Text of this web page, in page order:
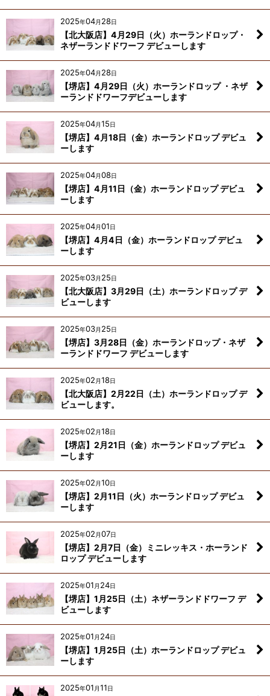
2025年04月 28日
【北大阪店】4月29日（火）ホーランドロップ・
ネザーランドドワーフ デビューします
2025年04月 28日
【堺店】4月29日（火）ホーランドロップ ・ネザ
ーランドドワーフデビューします
2025年04月15日
【堺店】4月18日（金）ホーランドロップ デビュ
ーします
2025年04月08日
【堺店】4月11日（金）ホーランドロップ デビュ
ーします
2025年04月01日
【堺店】4月4日（金）ホーランドロップ デビュ
ーします
2025年03月 25日
【北大阪店】3月29日（土）ホーランドロップ デ
ビューします
2025年03月 25日
【堺店】3月28日（金）ホーランドロップ・ネザ
ーランドドワーフ デビューします
2025年02 月18日
【北大阪店】2月22日（土）ホーランドロップ デ
ビューします。
2025年02 月18日
【堺店】2月21日（金）ホーランドロップ デビュ
ーします
2025年02 月10日
【堺店】2月11日（火）ホーランドロップ デビュ
ーします
2025年02 月07日
【堺店】2月7日（金）ミニレッキス・ホーランド
ロップ デビューします
2025年01 月 24日
【堺店】1月25日（土）ネザーランドドワーフ デ
ビューします
2025年01 月 24日
【堺店】1月25日（土）ホーランドロップ デビュ
ーします
2025年01 月11日